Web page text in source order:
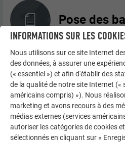
Pose des
Fixation
INFORMATIONS SUR LES
Nous utilisons sur ce site Internet
des données, à assurer une
(« essentiel ») et afin d'établir des
de la qualité de notre site Internet
américains compris) »). Nous
marketing et avons recours à des
médias externes (services
autoriser les catégories de cookies
sélectionnés en cliquant sur «